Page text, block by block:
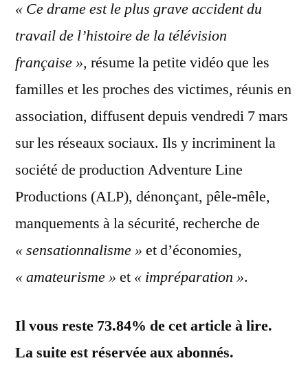
« Ce drame est le plus grave accident du
travail de l’histoire de la télévision
française », résume la petite vidéo que les
familles et les proches des victimes, réunis en
association, diffusent depuis vendredi 7 mars
sur les réseaux sociaux. Ils y incriminent la
société de production Adventure Line
Productions (ALP), dénonçant, pêle-mêle,
manquements à la sécurité, recherche de
« sensationnalisme » et d’économies,
« amateurisme » et « impréparation ».
Il vous reste 73.84% de cet article à lire.
La suite est réservée aux abonnés.